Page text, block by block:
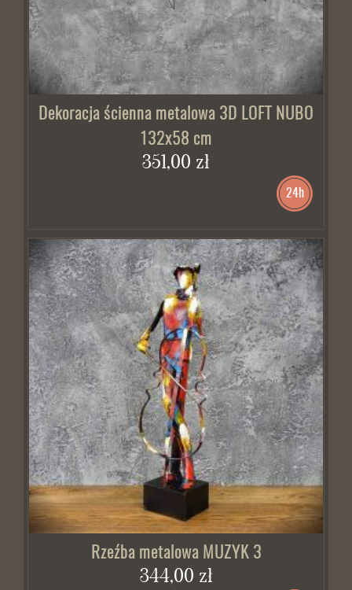
Dekoracja ścienna metalowa 3D LOFT NUBO
132x58 cm
351,00 zł
24h
Rzeźba metalowa MUZYK 3
344,00 zł